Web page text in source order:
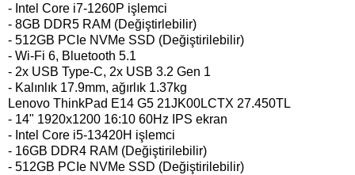
- Intel Core i7-1260P işlemci
- 8GB DDR5 RAM (Değiştirlebilir)
- 512GB PCIe NVMe SSD (Değiştirilebilir)
- Wi-Fi 6, Bluetooth 5.1
- 2x USB Type-C, 2x USB 3.2 Gen 1
- Kalınlık 17.9mm, ağırlık 1.37kg
Lenovo ThinkPad E14 G5 21JK00LCTX 27.450TL
- 14" 1920x1200 16:10 60Hz IPS ekran
- Intel Core i5-13420H işlemci
- 16GB DDR4 RAM (Değiştirilebilir)
- 512GB PCIe NVMe SSD (Değiştirilebilir)